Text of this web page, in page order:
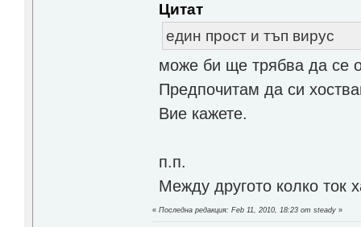
Цитат
един прост и тъп вирус
може би ще трябва да се
Предпочитам да си
Вие кажете.
п.п.
Между другото колко ток
«Последна редакция: Feb 11, 2010, 18:23 от steady »